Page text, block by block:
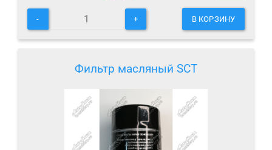
- + В КОРЗИНУ
Фильтр масляный SCT